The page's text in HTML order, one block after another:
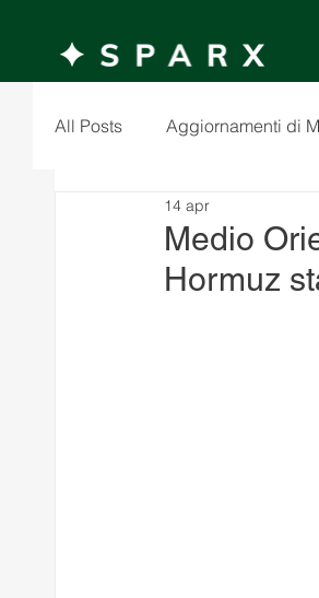
All Posts Aggiornamenti di
Medio
Hormuz
14 apr